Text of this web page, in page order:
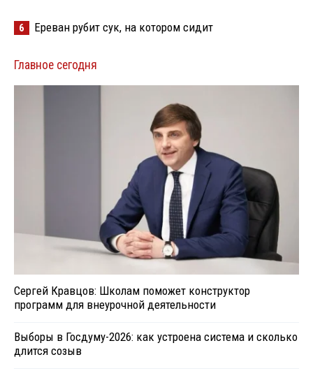
6 Ереван рубит сук, на котором сидит
Главное сегодня
Сергей Кравцов: Школам поможет конструктор
программ для внеурочной деятельности
Выборы в Госдуму-2026: как устроена система и сколько
длится созыв